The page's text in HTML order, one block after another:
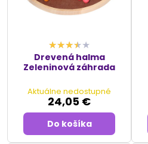
Drevená halma
Zeleninová záhrada
Aktuálne nedostupné
24,05 €
Do košíka